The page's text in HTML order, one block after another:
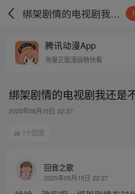
绑架剧情的电视剧我还是不爱你了
腾讯动漫App
海量正版漫画畅快看
绑架剧情的电视剧我还是
2025年05月15日 22:27
1个回答
回音之歌
2025年05月15日 22:27